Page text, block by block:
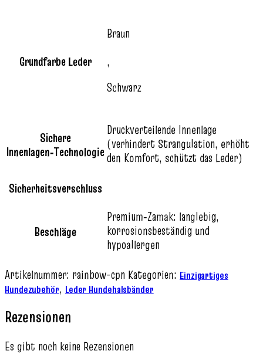
Grundfarbe Leder
Braun
,
Schwarz
Sichere
Innenlagen‑Technologie
Druckverteilende Innenlage
(verhindert Strangulation, erhöht
den Komfort, schützt das Leder)
Sicherheitsverschluss
Beschläge
Premium‑Zamak: langlebig,
korrosionsbeständig und
hypoallergen
Artikelnummer: rainbow-cpn Kategorien: Einzigartiges
Hundezubehör, Leder Hundehalsbänder
Rezensionen
Es gibt noch keine Rezensionen